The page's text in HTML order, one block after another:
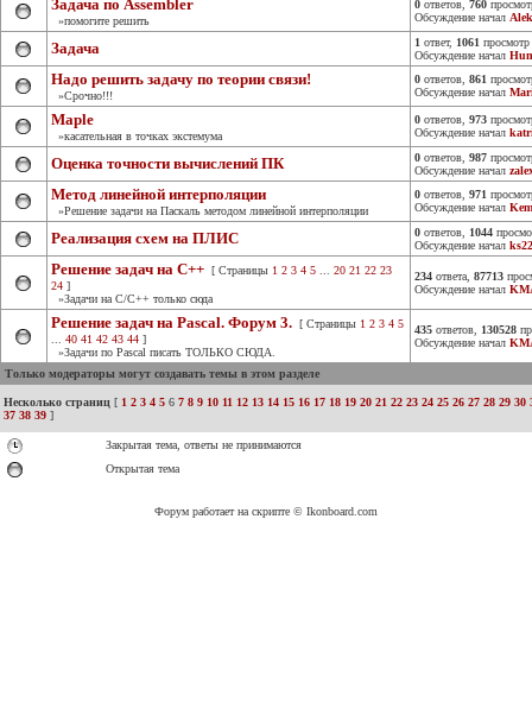
Задача по Assembler
»помогите решить
0 ответов, 760
Обсуждение начал
Задача 1 ответ, 1061 просмотр
Обсуждение начал
Надо решить задачу по теории связи!
»Срочно!!!
0 ответов, 861
Обсуждение начал
Maple
»касательная в точках экстемума
0 ответов, 973
Обсуждение начал
Оценка точности вычислений ПК 0 ответов, 987
Обсуждение начал
Метод линейной интерполяции
»Решение задачи на Паскаль методом линейной интерполяции
0 ответов, 971
Обсуждение начал
Реализация схем на ПЛИС 0 ответов, 1044
Обсуждение начал
Решение задач на С++ [ Страницы 1 2 3 4 5 20 21 22 23
24 ]
»Задачи на С/С++ только сюда
234 ответа, 87713
Обсуждение начал
Решение задач на Pascal. Форум 3. [ Страницы 1 2 3 4 5
40 41 42 43 44 ]
»Задачи по Pascal писать ТОЛЬКО СЮДА.
435 ответов, 130528
Обсуждение начал
Только модераторы могут создавать темы в этом разделе
Несколько страниц [ 1 2 3 4 5 6 7 8 9 10 11 12 13 14 15 16 17 18 19 20 21 22 23 24 25 26 27 28 29 30
37 38 39 ]
Закрытая тема, ответы не принимаются
Открытая тема
Форум работает на скрипте © Ikonboard.com